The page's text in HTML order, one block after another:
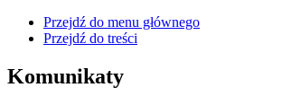
Przejdź do menu głównego
Przejdź do treści
Komunikaty